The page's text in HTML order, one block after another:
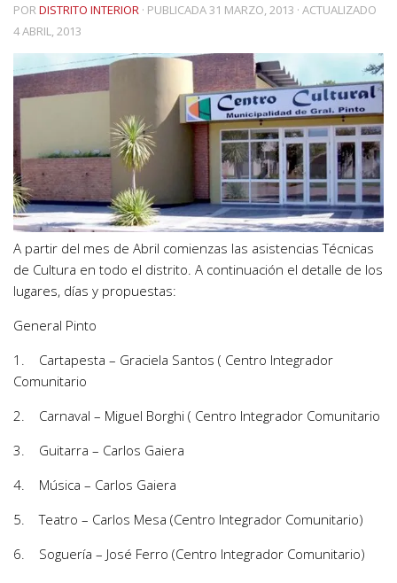
PORDISTRITO INTERIOR · PUBLICADA31 MARZO, 2013 · ACTUALIZADO
4 ABRIL, 2013
A partir del mes de Abril comienzas las asistencias Técnicas
de Cultura en todo el distrito. A continuación el detalle de los
lugares, días y propuestas:
General Pinto
1. Cartapesta – Graciela Santos ( Centro Integrador
Comunitario
2. Carnaval – Miguel Borghi ( Centro Integrador Comunitario
3. Guitarra – Carlos Gaiera
4. Música – Carlos Gaiera
5. Teatro – Carlos Mesa (Centro Integrador Comunitario)
6. Soguería – José Ferro (Centro Integrador Comunitario)